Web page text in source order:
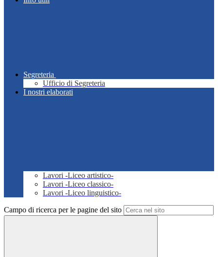
Segreteria
Ufficio di Segreteria
I nostri elaborati
Lavori -Liceo artistico-
Lavori -Liceo classico-
Lavori -Liceo linguistico-
Campo di ricerca per le pagine del sito